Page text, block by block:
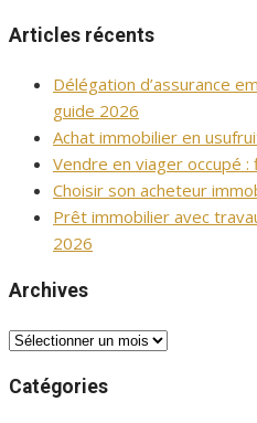
Articles récents
Délégation d’assurance
guide 2026
Achat immobilier en
Vendre en viager occupé
Choisir son acheteur
Prêt immobilier avec
2026
Archives
Archives
Catégories